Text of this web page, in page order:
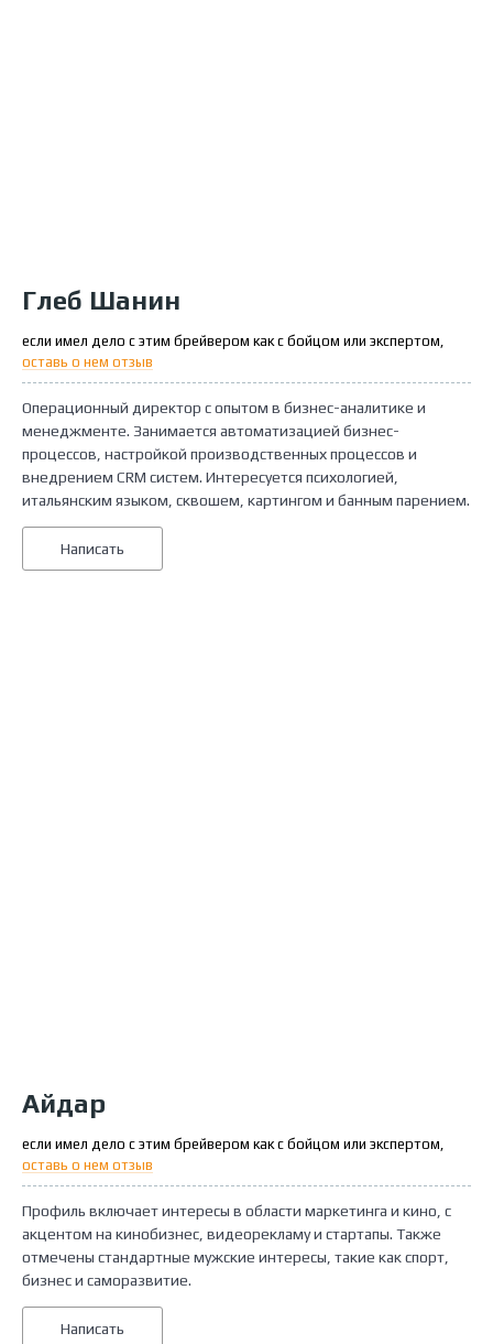
Глеб Шанин
если имел дело с этим брейвером как с бойцом или экспертом,
оставь о нем отзыв
Операционный директор с опытом в бизнес-аналитике и
менеджменте. Занимается автоматизацией бизнес-
процессов, настройкой производственных процессов и
внедрением CRM систем. Интересуется психологией,
итальянским языком, сквошем, картингом и банным парением.
Написать
Айдар
если имел дело с этим брейвером как с бойцом или экспертом,
оставь о нем отзыв
Профиль включает интересы в области маркетинга и кино, с
акцентом на кинобизнес, видеорекламу и стартапы. Также
отмечены стандартные мужские интересы, такие как спорт,
бизнес и саморазвитие.
Написать